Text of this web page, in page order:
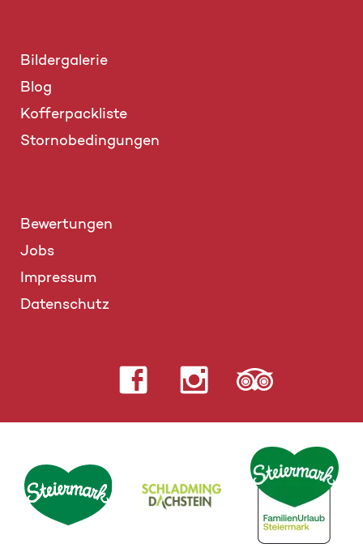
Bildergalerie
Blog
Kofferpackliste
Stornobedingungen
Bewertungen
Jobs
Impressum
Datenschutz